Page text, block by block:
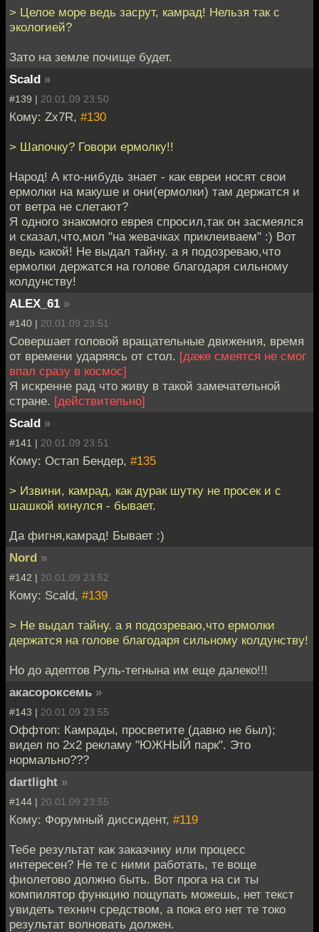
> Целое море ведь засрут, камрад! Нельзя так с
экологией?
Зато на земле почище будет.
Scald »
#139 | 20.01.09 23:50
Кому: Zx7R, #130
> Шапочку? Говори ермолку!!
Народ! А кто-нибудь знает - как евреи носят свои
ермолки на макуше и они(ермолки) там держатся и
от ветра не слетают?
Я одного знакомого еврея спросил,так он засмеялся
и сказал,что,мол "на жевачках приклеиваем" :) Вот
ведь какой! Не выдал тайну. а я подозреваю,что
ермолки держатся на голове благодаря сильному
колдунству!
ALEX_61 »
#140 | 20.01.09 23:51
Совершает головой вращательные движения, время
от времени ударяясь от стол. [даже смеятся не смог
впал сразу в космос]
Я искренне рад что живу в такой замечательной
стране. [действительно]
Scald »
#141 | 20.01.09 23:51
Кому: Остап Бендер, #135
> Извини, камрад, как дурак шутку не просек и с
шашкой кинулся - бывает.
Да фигня,камрад! Бывает :)
Nord »
#142 | 20.01.09 23:52
Кому: Scald, #139
> Не выдал тайну. а я подозреваю,что ермолки
держатся на голове благодаря сильному колдунству!
Но до адептов Руль-тегнына им еще далеко!!!
акасороксемь »
#143 | 20.01.09 23:55
Оффтоп: Камрады, просветите (давно не был);
видел по 2x2 рекламу "ЮЖНЫЙ парк". Это
нормально???
dartlight »
#144 | 20.01.09 23:55
Кому: Форумный диссидент, #119
Тебе результат как заказчику или процесс
интересен? Не те с ними работать, те воще
фиолетово должно быть. Вот прога на си ты
компилятор функцию пощупать можешь, нет текст
увидеть технич средством, а пока его нет те токо
результат волновать должен.